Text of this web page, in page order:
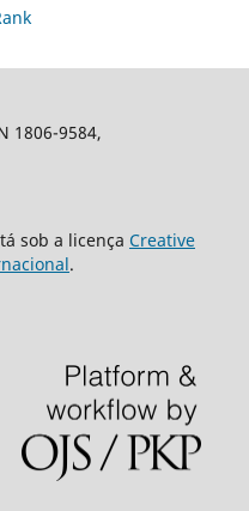
1806-9584,
sob a licença Creative
.